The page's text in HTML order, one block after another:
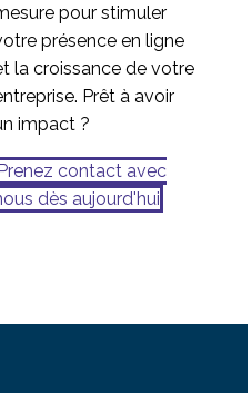
pour stimuler
présence en ligne
la croissance de votre
Prêt à avoir
impact ?
Prenez contact avec
dès aujourd'hui